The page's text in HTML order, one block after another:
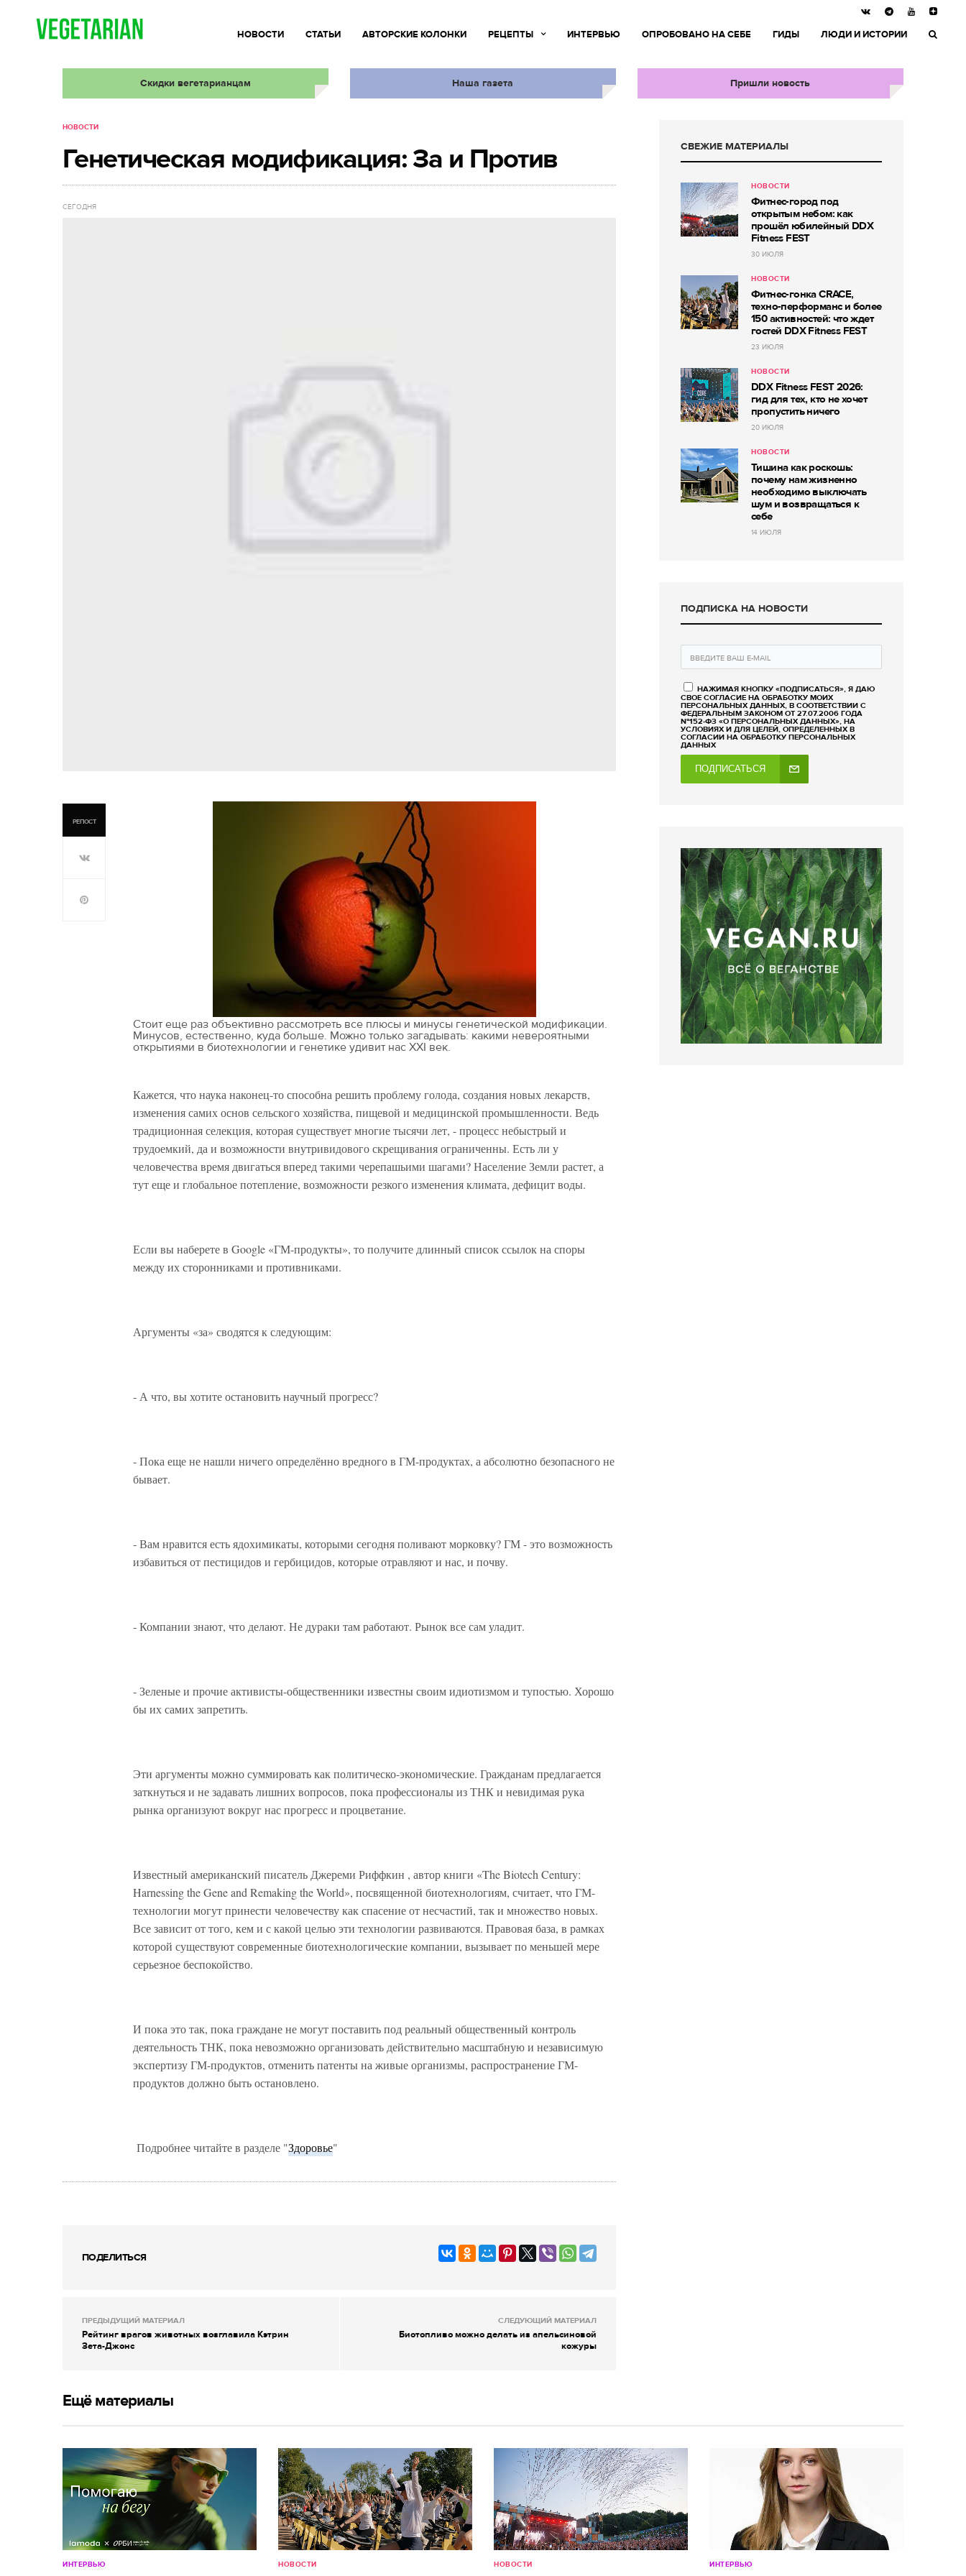
НОВОСТИ СТАТЬИ АВТОРСКИЕ КОЛОНКИ РЕЦЕПТЫ ИНТЕРВЬЮ ОПРОБОВАНО НА СЕБЕ ГИДЫ ЛЮДИ И ИСТОРИИ
Скидки вегетарианцам Наша газета Пришли новость
НОВОСТИ
Генетическая модификация: За и Против
СЕГОДНЯ
РЕПОСТ
Cтоит еще раз объективно рассмотреть все плюсы и минусы генетической модификации.
Минусов, естественно, куда больше. Можно только загадывать: какими невероятными
открытиями в биотехнологии и генетике удивит нас XXI век.
Кажется, что наука наконец-то способна решить проблему голода, создания новых лекарств,
изменения самих основ сельского хозяйства, пищевой и медицинской промышленности. Ведь
традиционная селекция, которая существует многие тысячи лет, - процесс небыстрый и
трудоемкий, да и возможности внутривидового скрещивания ограниченны. Есть ли у
человечества время двигаться вперед такими черепашьими шагами? Население Земли растет, а
тут еще и глобальное потепление, возможности резкого изменения климата, дефицит воды.
Если вы наберете в Google «ГМ-продукты», то получите длинный список ссылок на споры
между их сторонниками и противниками.
Аргументы «за» сводятся к следующим:
- А что, вы хотите остановить научный прогресс?
- Пока еще не нашли ничего определённо вредного в ГМ-продуктах, а абсолютно безопасного не
бывает.
- Вам нравится есть ядохимикаты, которыми сегодня поливают морковку? ГМ - это возможность
избавиться от пестицидов и гербицидов, которые отравляют и нас, и почву.
- Компании знают, что делают. Не дураки там работают. Рынок все сам уладит.
- Зеленые и прочие активисты-общественники известны своим идиотизмом и тупостью. Хорошо
бы их самих запретить.
Эти аргументы можно суммировать как политическо-экономические. Гражданам предлагается
заткнуться и не задавать лишних вопросов, пока профессионалы из ТНК и невидимая рука
рынка организуют вокруг нас прогресс и процветание.
Известный американский писатель Джереми Риффкин , автор книги «The Biotech Century:
Harnessing the Gene and Remaking the World», посвященной биотехнологиям, считает, что ГМ-
технологии могут принести человечеству как спасение от несчастий, так и множество новых.
Все зависит от того, кем и с какой целью эти технологии развиваются. Правовая база, в рамках
которой существуют современные биотехнологические компании, вызывает по меньшей мере
серьезное беспокойство.
И пока это так, пока граждане не могут поставить под реальный общественный контроль
деятельность ТНК, пока невозможно организовать действительно масштабную и независимую
экспертизу ГМ-продуктов, отменить патенты на живые организмы, распространение ГМ-
продуктов должно быть остановлено.
Подробнее читайте в разделе "Здоровье"
ПОДЕЛИТЬСЯ
ПРЕДЫДУЩИЙ МАТЕРИАЛ
Рейтинг врагов животных возглавила Кэтрин
Зета-Джонс
СЛЕДУЮЩИЙ МАТЕРИАЛ
Биотопливо можно делать из апельсиновой
кожуры
СВЕЖИЕ МАТЕРИАЛЫ
НОВОСТИ
Фитнес-город под
открытым небом: как
прошёл юбилейный DDX
Fitness FEST
30 ИЮЛЯ
НОВОСТИ
Фитнес-гонка CRACE,
техно-перформанс и более
150 активностей: что ждет
гостей DDX Fitness FEST
23 ИЮЛЯ
НОВОСТИ
DDX Fitness FEST 2026:
гид для тех, кто не хочет
пропустить ничего
20 ИЮЛЯ
НОВОСТИ
Тишина как роскошь:
почему нам жизненно
необходимо выключать
шум и возвращаться к
себе
14 ИЮЛЯ
ПОДПИСКА НА НОВОСТИ
НАЖИМАЯ КНОПКУ «ПОДПИСАТЬСЯ», Я ДАЮ
СВОЕ СОГЛАСИЕ НА ОБРАБОТКУ МОИХ
ПЕРСОНАЛЬНЫХ ДАННЫХ, В СООТВЕТСТВИИ С
ФЕДЕРАЛЬНЫМ ЗАКОНОМ ОТ 27.07.2006 ГОДА
№152-ФЗ «О ПЕРСОНАЛЬНЫХ ДАННЫХ», НА
УСЛОВИЯХ И ДЛЯ ЦЕЛЕЙ, ОПРЕДЕЛЕННЫХ В
СОГЛАСИИ НА ОБРАБОТКУ ПЕРСОНАЛЬНЫХ
ДАННЫХ
ПОДПИСАТЬСЯ
Ещё материалы
ИНТЕРВЬЮ НОВОСТИ НОВОСТИ ИНТЕРВЬЮ